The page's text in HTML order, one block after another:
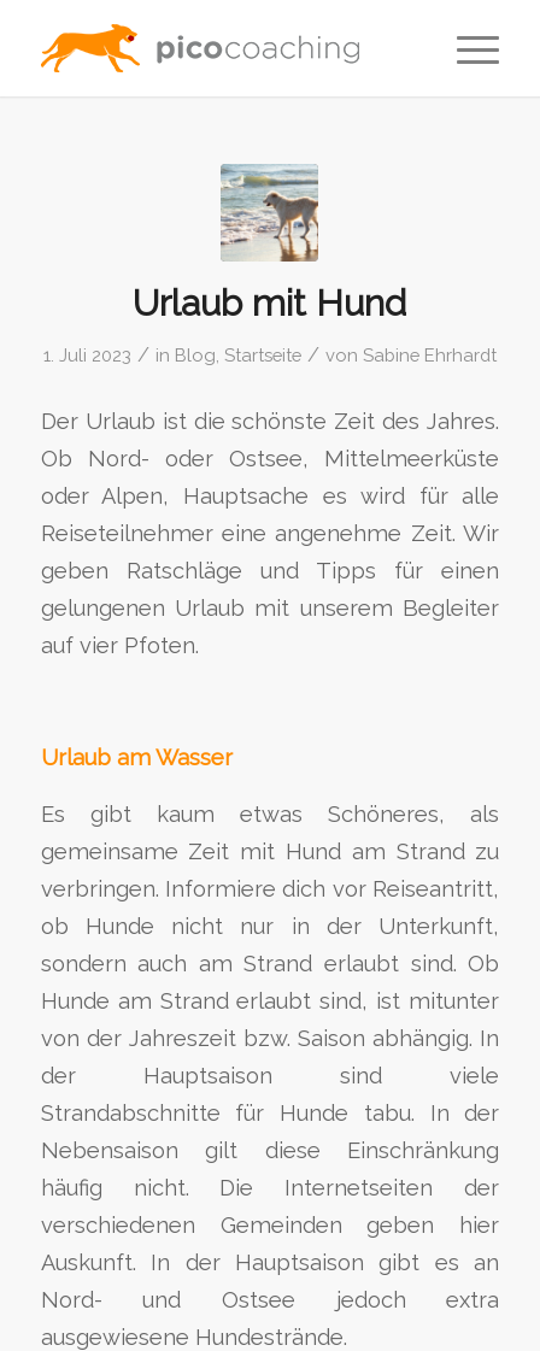
Urlaub mit Hund
1. Juli 2023 / in Blog Startseite / von Sabine Ehrhardt
Der Urlaub ist die schönste Zeit des Jahres.
Ob Nord- oder Ostsee, Mittelmeerküste
oder Alpen, Hauptsache es wird für alle
Reiseteilnehmer eine angenehme Zeit. Wir
geben Ratschläge und Tipps für einen
gelungenen Urlaub mit unserem Begleiter
auf vier Pfoten.
Urlaub am Wasser
Es gibt kaum etwas Schöneres, als
gemeinsame Zeit mit Hund am Strand zu
verbringen. Informiere dich vor Reiseantritt,
ob Hunde nicht nur in der Unterkunft,
sondern auch am Strand erlaubt sind. Ob
Hunde am Strand erlaubt sind, ist mitunter
von der Jahreszeit bzw. Saison abhängig. In
der Hauptsaison sind viele
Strandabschnitte für Hunde tabu. In der
Nebensaison gilt diese Einschränkung
häufig nicht. Die Internetseiten der
verschiedenen Gemeinden geben hier
Auskunft. In der Hauptsaison gibt es an
Nord- und Ostsee jedoch extra
ausgewiesene Hundestrände.